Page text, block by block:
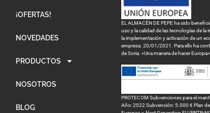
¡OFERTAS!
NOVEDADES
PRODUCTOS
NOSOTROS
BLOG
EL ALMACÉN DE PEPE ha sido
uso y la calidad de las tecnologías de la
la implementación y activación de un
empresa. 20/01/2021. Para ello ha
de Soria. «Una manera de hacer Europa»
PROTECOM Subvenciones para el
Año: 2022 Subvención: 5.000 € Plan